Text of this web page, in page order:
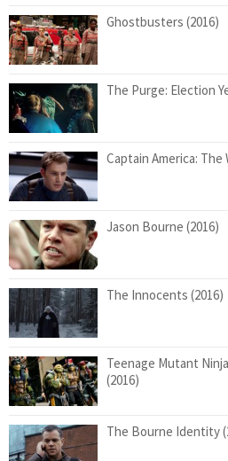
Ghostbusters (2016)
The Purge: Election
Captain America: The
Jason Bourne (2016)
The Innocents (2016)
Teenage Mutant
(2016)
The Bourne Identity